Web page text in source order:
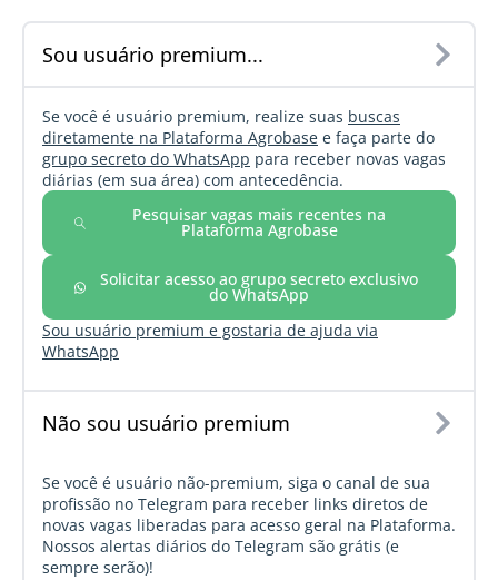
Sou usuário premium...
Se você é usuário premium, realize suas buscas
diretamente na Plataforma Agrobase e faça parte do
grupo secreto do WhatsApp para receber novas vagas
diárias (em sua área) com antecedência.
Pesquisar vagas mais recentes na
Plataforma Agrobase
Solicitar acesso ao grupo secreto exclusivo
do WhatsApp
Sou usuário premium e gostaria de ajuda via
WhatsApp
Não sou usuário premium
Se você é usuário não-premium, siga o canal de sua
profissão no Telegram para receber links diretos de
novas vagas liberadas para acesso geral na Plataforma.
Nossos alertas diários do Telegram são grátis (e
sempre serão)!